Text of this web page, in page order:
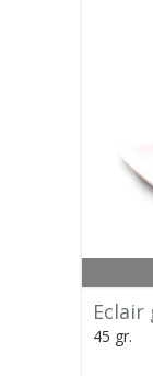
Eclair
45 gr.